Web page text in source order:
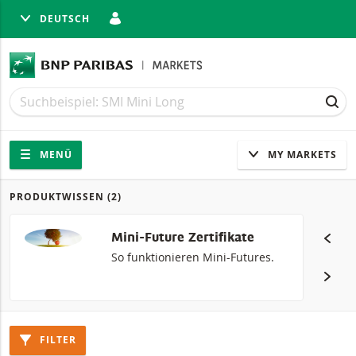
DEUTSCH
Suche
Suche
Navigation
Seitennavigation
MENÜ MY MARKETS
Produkte
PRODUKTWISSEN (2)
Mini-Future Zertifikate
So funktionieren Mini-Futures.
FILTER